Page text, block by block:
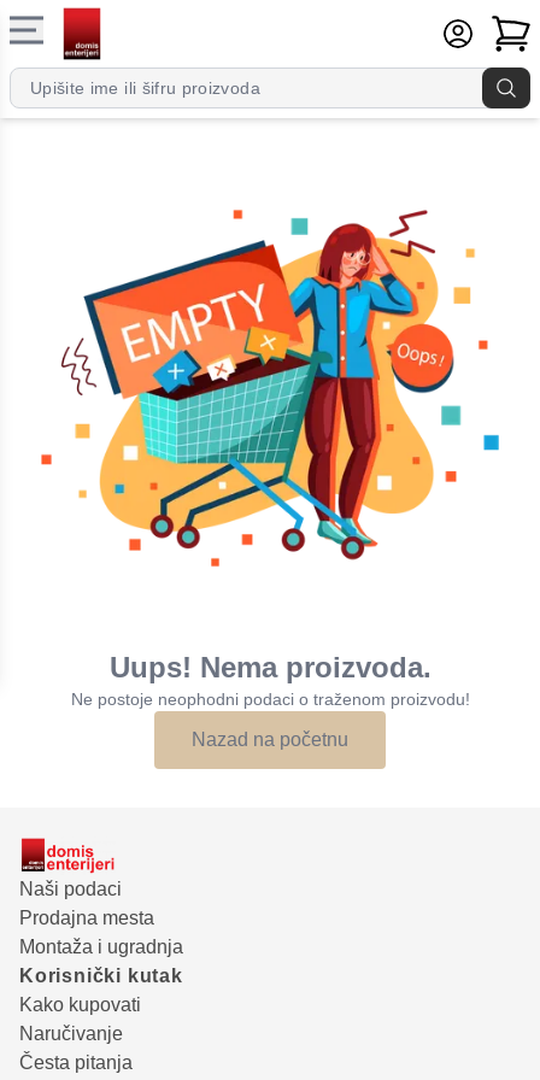
Uups! Nema proizvoda.
Ne postoje neophodni podaci o traženom proizvodu!
Nazad na početnu
Naši podaci
Prodajna mesta
Montaža i ugradnja
Korisnički kutak
Kako kupovati
Naručivanje
Česta pitanja